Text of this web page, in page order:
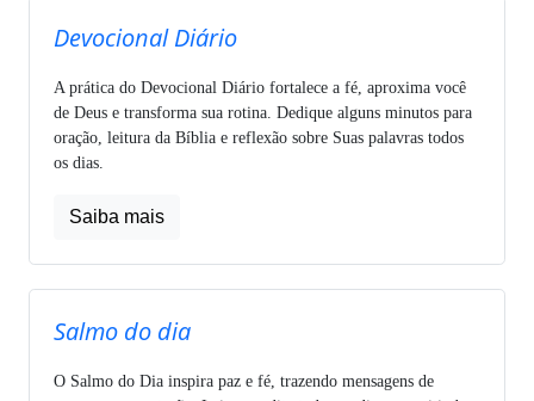
Devocional Diário
A prática do Devocional Diário fortalece a fé, aproxima você
de Deus e transforma sua rotina. Dedique alguns minutos para
oração, leitura da Bíblia e reflexão sobre Suas palavras todos
os dias.
Saiba mais
Salmo do dia
O Salmo do Dia inspira paz e fé, trazendo mensagens de